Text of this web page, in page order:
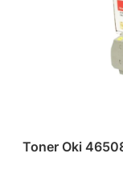
Toner Oki